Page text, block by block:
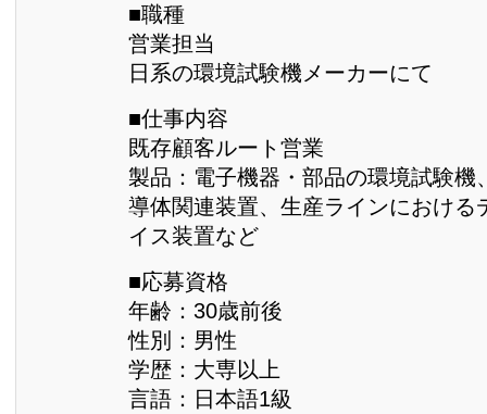
■職種
営業担当
日系の環境試験機メーカーにて
■仕事内容
既存顧客ルート営業
製品：電子機器・部品の環境試験機
導体関連装置、生産ラインにおける
イス装置など
■応募資格
年齢：30歳前後
性別：男性
学歴：大専以上
言語：日本語1級